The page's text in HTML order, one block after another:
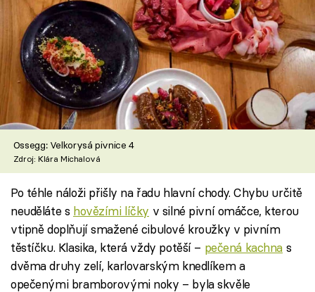
Ossegg: Velkorysá pivnice 4
Zdroj: Klára Michalová
Po téhle náloži přišly na řadu hlavní chody. Chybu určitě
neuděláte s hovězími líčky v silné pivní omáčce, kterou
vtipně doplňují smažené cibulové kroužky v pivním
těstíčku. Klasika, která vždy potěší – pečená kachna s
dvěma druhy zelí, karlovarským knedlíkem a
opečenými bramborovými noky – byla skvěle